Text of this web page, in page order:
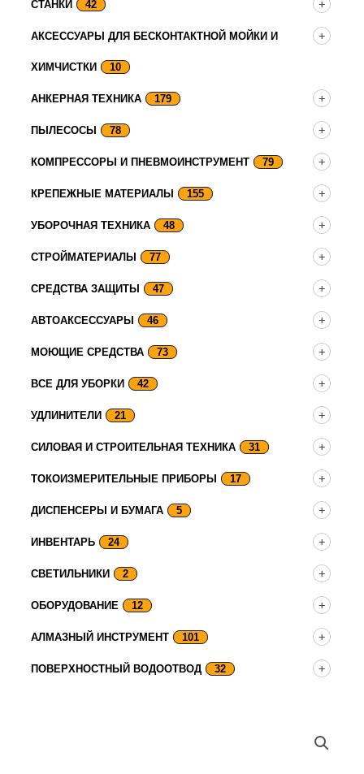
СТАНКИ 42
АКСЕССУАРЫ ДЛЯ БЕСКОНТАКТНОЙ МОЙКИ И
ХИМЧИСТКИ 10
АНКЕРНАЯ ТЕХНИКА 179
ПЫЛЕСОСЫ 78
КОМПРЕССОРЫ И ПНЕВМОИНСТРУМЕНТ 79
КРЕПЕЖНЫЕ МАТЕРИАЛЫ 155
УБОРОЧНАЯ ТЕХНИКА 48
СТРОЙМАТЕРИАЛЫ 77
СРЕДСТВА ЗАЩИТЫ 47
АВТОАКСЕССУАРЫ 46
МОЮЩИЕ СРЕДСТВА 73
ВСЕ ДЛЯ УБОРКИ 42
УДЛИНИТЕЛИ 21
СИЛОВАЯ И СТРОИТЕЛЬНАЯ ТЕХНИКА 31
ТОКОИЗМЕРИТЕЛЬНЫЕ ПРИБОРЫ 17
ДИСПЕНСЕРЫ И БУМАГА 5
ИНВЕНТАРЬ 24
СВЕТИЛЬНИКИ 2
ОБОРУДОВАНИЕ 12
АЛМАЗНЫЙ ИНСТРУМЕНТ 101
ПОВЕРХНОСТНЫЙ ВОДООТВОД 32